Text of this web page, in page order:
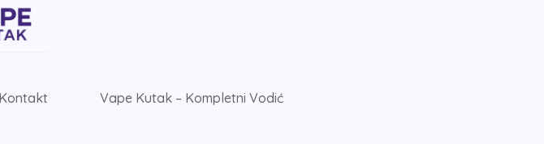
Kontakt Vape Kutak – Kompletni Vodić